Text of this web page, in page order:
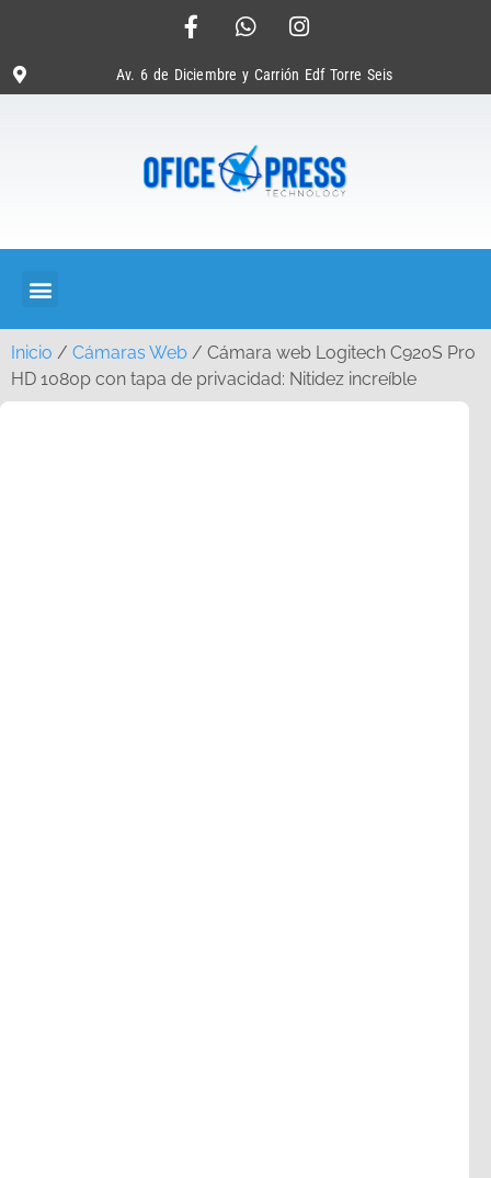
Av. 6 de Diciembre y Carrión Edf Torre Seis
Inicio / Cámaras Web / Cámara web Logitech C920S Pro
HD 1080p con tapa de privacidad: Nitidez increíble